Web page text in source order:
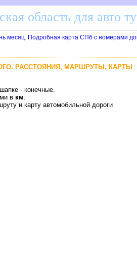
область для авто
месяц. Подробная карта СПб с номерами
РАССТОЯНИЯ, МАРШРУТЫ, КАРТЫ
- конечные.
км
и карту автомобильной дороги